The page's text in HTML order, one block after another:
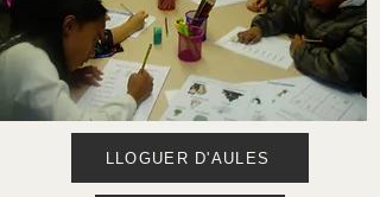
LLOGUER D'AULES